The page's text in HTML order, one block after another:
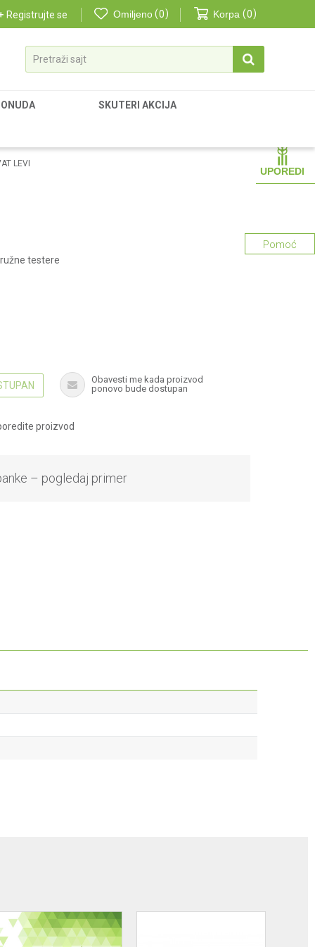
Registrujte se Omiljeno 0 Korpa 0
Pretraži sajt
SKUTERI AKCIJA
UPOREDI
LEVI
testere
Obavesti me kada proizvod
ponovo bude dostupan
proizvod
– pogledaj primer
Pomoć